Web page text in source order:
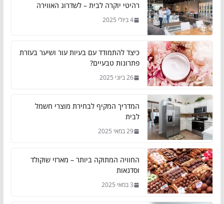
רהיטי יוקרה לבית – לשדרוג האווירה
4 ביולי 2025
כיצד להתמודד עם בעיות עור ושיער בעזרת
פתרונות טבעיים?
26 ביוני 2025
המדריך המקיף לבחירת מוצרי חשמל
לבית
29 במאי 2025
החוויה המתוקה ביותר – מארזי שוקולד
וסדנאות
3 במאי 2025